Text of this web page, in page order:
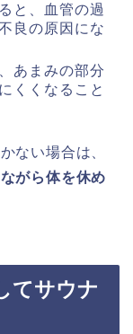
と、血管の過
良の原因にな
あまみの部分
くくなること
ない場合は、
がら体を休め
てサウナ